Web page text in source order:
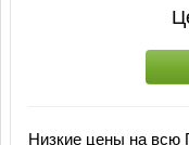
Низкие цены на всю